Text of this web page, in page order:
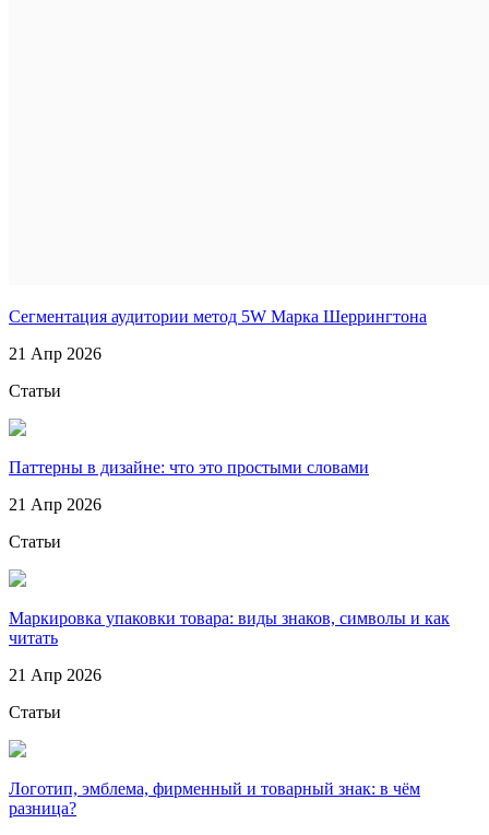
Сегментация аудитории метод 5W Марка Шеррингтона
21 Апр 2026
Статьи
Паттерны в дизайне: что это простыми словами
21 Апр 2026
Статьи
Маркировка упаковки товара: виды знаков, символы и как
читать
21 Апр 2026
Статьи
Логотип, эмблема, фирменный и товарный знак: в чём
разница?